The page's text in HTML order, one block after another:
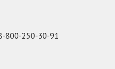
800-250-30-91